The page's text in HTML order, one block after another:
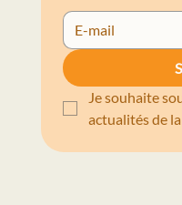
Je souhaite
actualités de